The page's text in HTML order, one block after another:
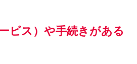
ビス）や手続きがある